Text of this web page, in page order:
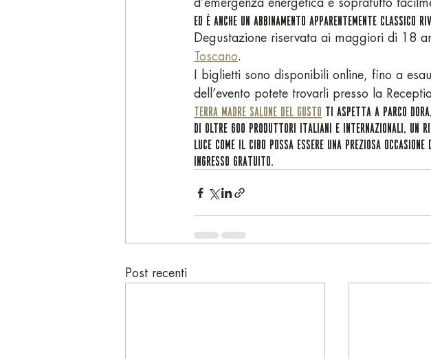
d’emergenza energetica e sopratutto
ED È ANCHE UN ABBINAMENTO APPARENTEMENTE CLASSICO
Degustazione riservata ai maggiori di 18
Toscano.
I biglietti sono disponibili online, fino a
dell’evento potete trovarli presso la
TERRA MADRE SALONE DEL GUSTO TI ASPETTA A PARCO
DI OLTRE 600 PRODUTTORI ITALIANI E INTERNAZIONALI, UN
LUCE COME IL CIBO POSSA ESSERE UNA PREZIOSA OCCASIONE
INGRESSO GRATUITO.
Post recenti